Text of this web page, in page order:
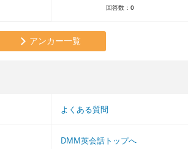
回答数： 0
アンカー一覧
よくある質問
DMM英会話トップへ